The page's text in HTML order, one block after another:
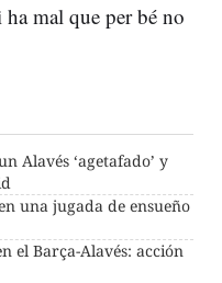
mal que per bé no
Alavés ‘agetafado’ y
una jugada de ensueño
el Barça-Alavés: acción